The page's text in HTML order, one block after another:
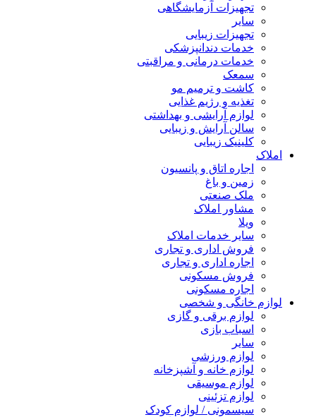
تجهیزات آزمایشگاهی
سایر
تجهیزات زیبایی
خدمات دندانپزشکی
خدمات درمانی و مراقبتی
سمعک
کاشت و ترمیم مو
تغذیه و رژیم غذایی
لوازم آرایشی و بهداشتی
سالن آرایش و زیبایی
کلینیک زیبایی
املاک
اجاره اتاق و پانسیون
زمین و باغ
ملک صنعتی
مشاور املاک
ویلا
سایر خدمات املاک
فروش اداری و تجاری
اجاره اداری و تجاری
فروش مسکونی
اجاره مسکونی
لوازم خانگی و شخصی
لوازم برقی و گازی
اسباب بازی
سایر
لوازم ورزشی
لوازم خانه و آشپزخانه
لوازم موسیقی
لوازم تزئینی
سیسمونی / لوازم کودک